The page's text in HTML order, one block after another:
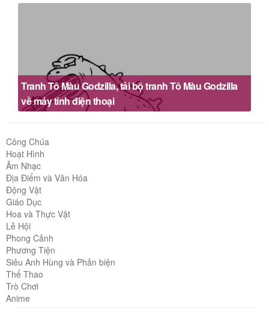
Tranh Tô Màu Godzilla, tải bộ tranh Tô Màu Godzilla
về máy tính điện thoại
Công Chúa
Hoạt Hình
Âm Nhạc
Địa Điểm và Văn Hóa
Động Vật
Giáo Dục
Hoa và Thực Vật
Lễ Hội
Phong Cảnh
Phương Tiện
Siêu Anh Hùng và Phản biện
Thể Thao
Trò Chơi
Anime